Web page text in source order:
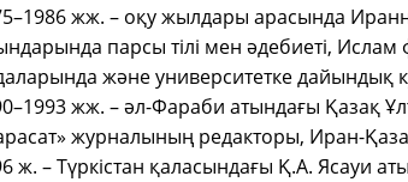
жж. – оқу жылдары арасында
парсы тілі мен әдебиеті,
және университетке дайындық
жж. – әл-Фараби атындағы Қазақ
журналының редакторы, Иран-
ж. – Түркістан қаласындағы Қ.А. Ясауи